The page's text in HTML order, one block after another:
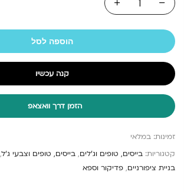
הוספה לסל
קנה עכשיו
הזמן דרך וואצאפ
זמינות: במלאי
קטגוריות: בייסים, טופים וג'לים, בייסים, טופים וצבעי ג'ל,
בניית ציפורניים, פדיקור וספא